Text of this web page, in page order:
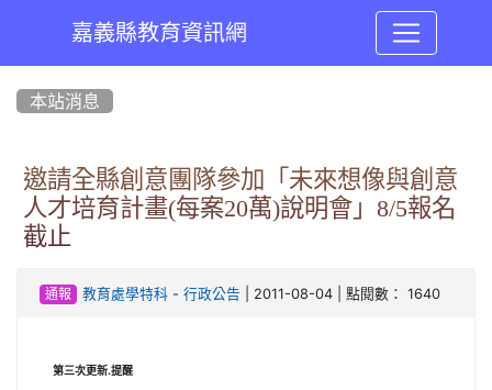
嘉義縣教育資訊網
本站消息
邀請全縣創意團隊參加「未來想像與創意
人才培育計畫(每案20萬)說明會」8/5報名
截止
通報 教育處學特科- 行政公告 | 2011-08-04 | 點閱數： 1640
第三次更新.提醒